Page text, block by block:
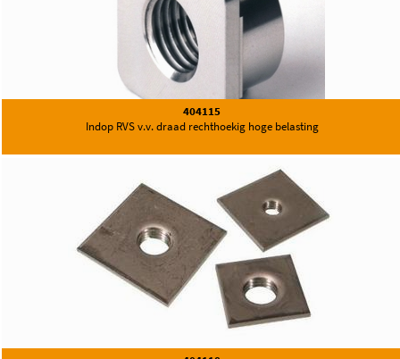
404115
Indop RVS v.v. draad rechthoekig hoge belasting